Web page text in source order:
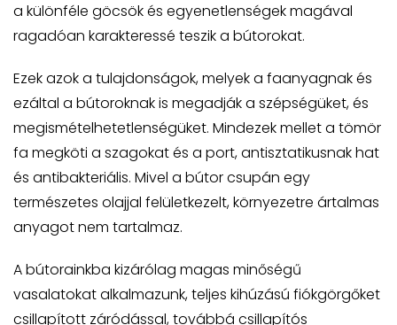
a különféle göcsök és egyenetlenségek magával
ragadóan karakteressé teszik a bútorokat.
Ezek azok a tulajdonságok, melyek a faanyagnak és
ezáltal a bútoroknak is megadják a szépségüket, és
megismételhetetlenségüket. Mindezek mellet a tömör
fa megköti a szagokat és a port, antisztatikusnak hat
és antibakteriális. Mivel a bútor csupán egy
természetes olajjal felületkezelt, környezetre ártalmas
anyagot nem tartalmaz.
A bútorainkba kizárólag magas minőségű
vasalatokat alkalmazunk, teljes kihúzású fiókgörgőket
csillapított záródással, továbbá csillapítós